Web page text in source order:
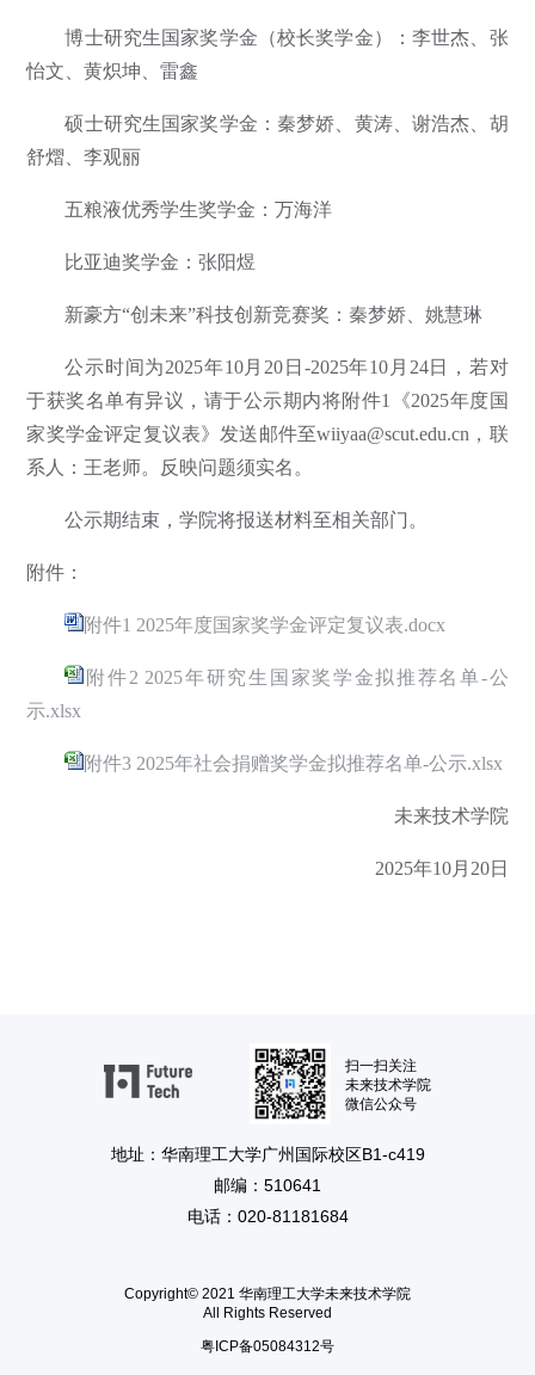
博士研究生国家奖学金（校长奖学金）：李世杰、张
怡文、黄炽坤、雷鑫
硕士研究生国家奖学金：秦梦娇、黄涛、谢浩杰、胡
舒熠、李观丽
五粮液优秀学生奖学金：万海洋
比亚迪奖学金：张阳煜
新豪方“创未来”科技创新竞赛奖：秦梦娇、姚慧琳
公示时间为2025年10月20日-2025年10月24日，若对
于获奖名单有异议，请于公示期内将附件1《2025年度国
家奖学金评定复议表》发送邮件至wiiyaa@scut.edu.cn，联
系人：王老师。反映问题须实名。
公示期结束，学院将报送材料至相关部门。
附件：
附件1 2025年度国家奖学金评定复议表.docx
附件2 2025年研究生国家奖学金拟推荐名单-公
示.xlsx
附件3 2025年社会捐赠奖学金拟推荐名单-公示.xlsx
未来技术学院
2025年10月20日
扫一扫关注
未来技术学院
微信公众号
地址：华南理工大学广州国际校区B1-c419
邮编：510641
电话：020-81181684
Copyright© 2021 华南理工大学未来技术学院
All Rights Reserved
粤ICP备05084312号